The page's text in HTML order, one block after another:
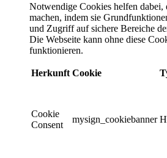
Notwendige Cookies helfen dabei,
machen, indem sie
und Zugriff auf sichere Bereiche
Die Webseite kann ohne diese
funktionieren.
Herkunft Cookie
Cookie
Consent
mysign_cookiebanner